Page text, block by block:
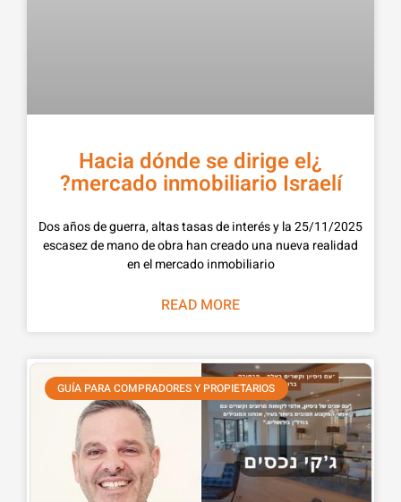
¿Hacia dónde se dirige el
mercado inmobiliario Israelí?
25/11/2025 Dos años de guerra, altas tasas de interés y la
escasez de mano de obra han creado una nueva realidad
en el mercado inmobiliario
READ MORE
GUÍA PARA COMPRADORES Y PROPIETARIOS